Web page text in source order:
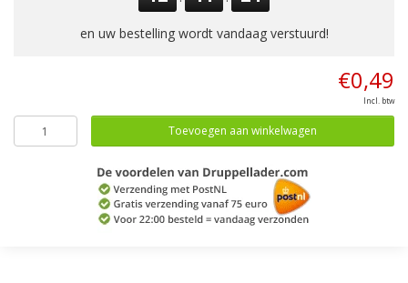
en uw bestelling wordt vandaag verstuurd!
€0,49
Incl. btw
Toevoegen aan winkelwagen